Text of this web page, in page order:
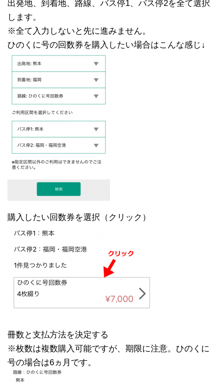
出発地、到着地、路線、バス停1、バス停2を全て選択
します。
※全て入力しないと先に進みません。
ひのくに号の回数券を購入したい場合はこんな感じ↓
購入したい回数券を選択（クリック）
冊数と支払方法を決定する
※枚数は複数購入可能ですが、期限に注意。ひのくに
号の場合は6ヵ月です。